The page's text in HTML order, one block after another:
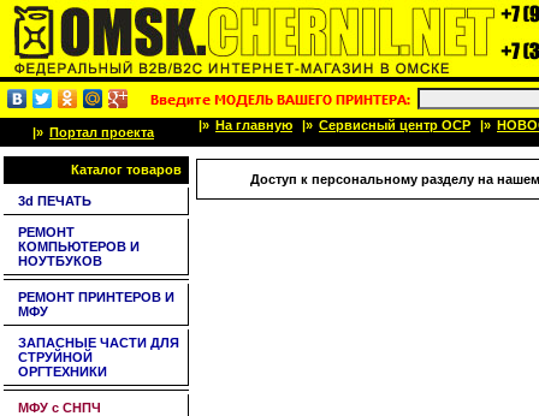
|» Портал проекта |» На главную |» Сервисный центр OCP |»
Каталог товаров
3d ПЕЧАТЬ
РЕМОНТ
КОМПЬЮТЕРОВ И
НОУТБУКОВ
РЕМОНТ ПРИНТЕРОВ И
МФУ
ЗАПАСНЫЕ ЧАСТИ ДЛЯ
СТРУЙНОЙ
ОРГТЕХНИКИ
МФУ с СНПЧ
Доступ к персональному разделу на